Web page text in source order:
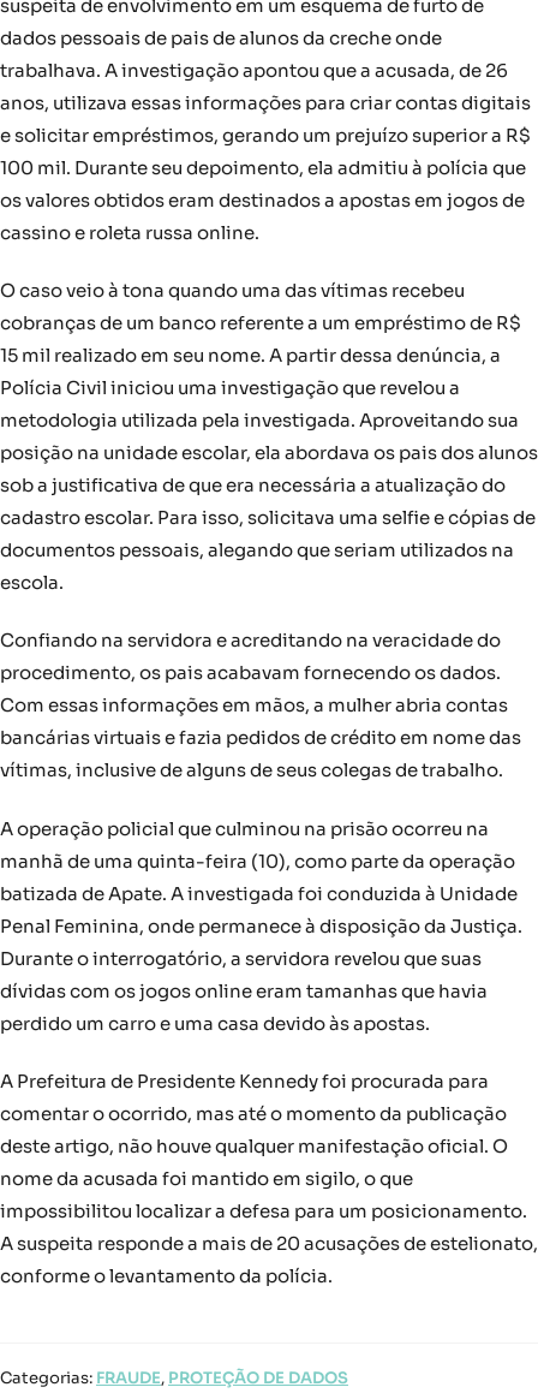
suspeita de envolvimento em um esquema de furto de
dados pessoais de pais de alunos da creche onde
trabalhava. A investigação apontou que a acusada, de 26
anos, utilizava essas informações para criar contas digitais
e solicitar empréstimos, gerando um prejuízo superior a R$
100 mil. Durante seu depoimento, ela admitiu à polícia que
os valores obtidos eram destinados a apostas em jogos de
cassino e roleta russa online.
O caso veio à tona quando uma das vítimas recebeu
cobranças de um banco referente a um empréstimo de R$
15 mil realizado em seu nome. A partir dessa denúncia, a
Polícia Civil iniciou uma investigação que revelou a
metodologia utilizada pela investigada. Aproveitando sua
posição na unidade escolar, ela abordava os pais dos alunos
sob a justificativa de que era necessária a atualização do
cadastro escolar. Para isso, solicitava uma selfie e cópias de
documentos pessoais, alegando que seriam utilizados na
escola.
Confiando na servidora e acreditando na veracidade do
procedimento, os pais acabavam fornecendo os dados.
Com essas informações em mãos, a mulher abria contas
bancárias virtuais e fazia pedidos de crédito em nome das
vítimas, inclusive de alguns de seus colegas de trabalho.
A operação policial que culminou na prisão ocorreu na
manhã de uma quinta-feira (10), como parte da operação
batizada de Apate. A investigada foi conduzida à Unidade
Penal Feminina, onde permanece à disposição da Justiça.
Durante o interrogatório, a servidora revelou que suas
dívidas com os jogos online eram tamanhas que havia
perdido um carro e uma casa devido às apostas.
A Prefeitura de Presidente Kennedy foi procurada para
comentar o ocorrido, mas até o momento da publicação
deste artigo, não houve qualquer manifestação oficial. O
nome da acusada foi mantido em sigilo, o que
impossibilitou localizar a defesa para um posicionamento.
A suspeita responde a mais de 20 acusações de estelionato,
conforme o levantamento da polícia.
Categorias: FRAUDE, PROTEÇÃO DE DADOS